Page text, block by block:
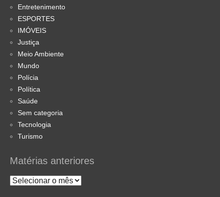
Entretenimento
ESPORTES
IMÓVEIS
Justiça
Meio Ambiente
Mundo
Polícia
Política
Saúde
Sem categoria
Tecnologia
Turismo
Matérias anteriores
Matérias